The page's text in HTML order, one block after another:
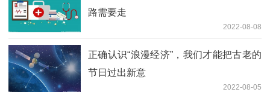
路需要走
2022-08-08
正确认识“浪漫经济”，我们才能把古老的
节日过出新意
2022-08-05